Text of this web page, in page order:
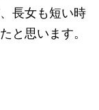
長女も短い時
と思います。